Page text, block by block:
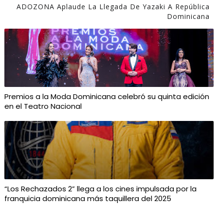
ADOZONA Aplaude La Llegada De Yazaki A República
Dominicana
Premios a la Moda Dominicana celebró su quinta edición
en el Teatro Nacional
“Los Rechazados 2” llega a los cines impulsada por la
franquicia dominicana más taquillera del 2025